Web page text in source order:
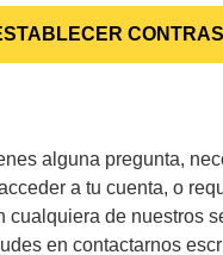
alguna pregunta,
a tu cuenta, o
cualquiera de nuestros
en contactarnos